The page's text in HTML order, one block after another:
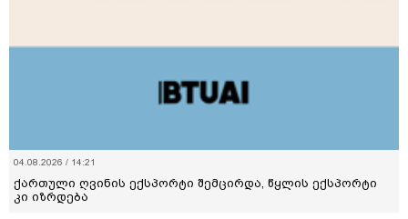
22.07.2026 / 13:53
როცა მომავლის პროგნოზი აღარ კმარა – რატომ
სჭირდება საქართველოს სცენარებით ფიქრი